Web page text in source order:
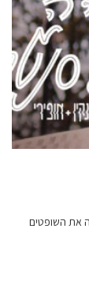
את השופטים